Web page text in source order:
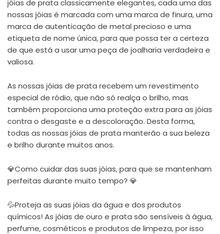
jóias de prata classicamente elegantes, cada uma das
nossas jóias é marcada com uma marca de finura, uma
marca de autenticação de metal precioso e uma
etiqueta de nome única, para que possa ter a certeza
de que está a usar uma peça de joalharia verdadeira e
valiosa.
As nossas jóias de prata recebem um revestimento
especial de ródio, que não só realça o brilho, mas
também proporciona uma proteção extra para as jóias
contra o desgaste e a descoloração. Desta forma,
todas as nossas jóias de prata manterão a sua beleza
e brilho durante muitos anos.
💎Como cuidar das suas jóias, para que se mantenham
perfeitas durante muito tempo? 💎
💦Proteja as suas jóias da água e dos produtos
químicos! As jóias de ouro e prata são sensíveis à água,
perfume, cosméticos e produtos de limpeza, por isso